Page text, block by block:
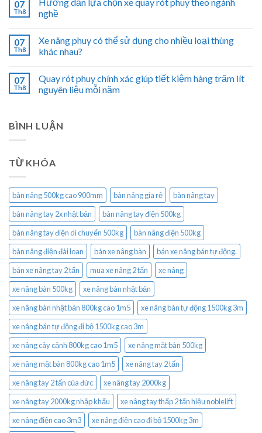
07
Th8
nghề
07
Th8
Xe nâng phuy có thể sử dụng cho nhiều loại thùng
khác nhau?
07
Th8
Quay rót phuy chính xác giúp tiết kiệm hàng trăm lít
nguyên liệu mỗi năm
BÌNH LUẬN
TỪ KHÓA
bàn nâng 500kg cao 900mm bàn nâng gía rẻ
bàn nâng tay
bàn nâng tay 2x nhật bản
bàn nâng tay điện 500kg
bàn nâng tay điện di chuyển 500kg
bàn nâng điện 500kg
bàn nâng điện đài loan
bán xe nâng bàn
bán xe nâng bán tự động.
bán xe nâng tay 2 tấn
mua xe nâng 2 tấn
xe nâng
xe nâng bàn 500kg
xe nâng bàn nhật bản
xe nâng bàn nhật bản 800kg cao 1m5
xe nâng bán tự động 1500kg 3m
xe nâng bán tự động đi bộ 1500kg cao 3m
xe nâng cây cảnh 800kg cao 1m5
xe nâng mặt bàn 500kg
xe nâng mặt bàn 800kg cao 1m5
xe nâng tay 2 tấn
xe nâng tay 2 tấn của đức
xe nâng tay 2000kg
xe nâng tay 2000kg nhập khẩu
xe nâng tay thấp 2 tấn hiệu noblelift
xe nâng điện cao 3m3
xe nâng điện cao đi bộ 1500kg 3m